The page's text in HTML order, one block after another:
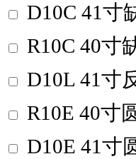
D10C 41寸
R10C 40寸
D10L 41寸
R10E 40寸
D10E 41寸